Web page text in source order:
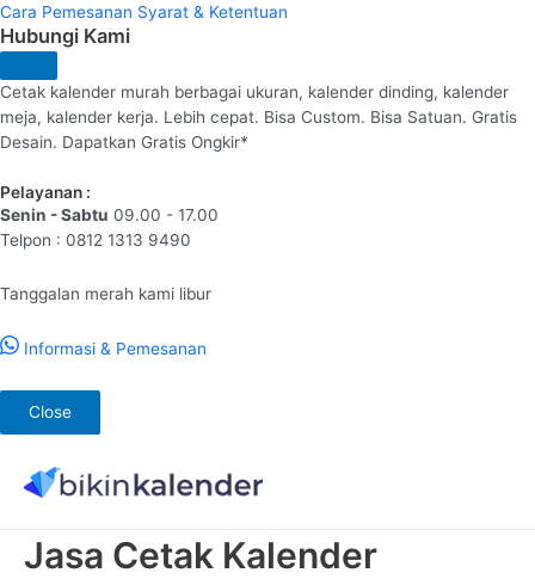
Cara Pemesanan Syarat & Ketentuan
Hubungi Kami
Cetak kalender murah berbagai ukuran, kalender dinding, kalender
meja, kalender kerja. Lebih cepat. Bisa Custom. Bisa Satuan. Gratis
Desain. Dapatkan Gratis Ongkir*
Pelayanan :
Senin - Sabtu 09.00 - 17.00
Telpon : 0812 1313 9490
Tanggalan merah kami libur
Informasi & Pemesanan
Close
konten
Jasa Cetak Kalender